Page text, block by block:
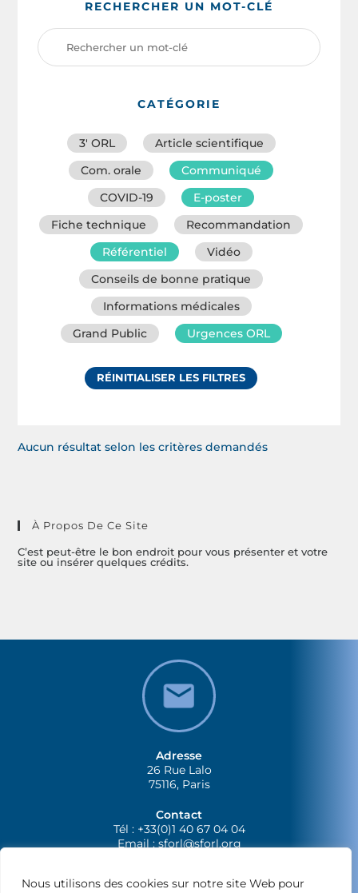
Nous utilisons des cookies sur notre site Web pour
RECHERCHER UN MOT-CLÉ
CATÉGORIE
3′ ORL
Article scientifique
Com. orale
Communiqué
COVID-19
E-poster
Fiche technique
Recommandation
Référentiel
Vidéo
Conseils de bonne pratique
Informations médicales
Grand Public
Urgences ORL
RÉINITIALISER LES FILTRES
Aucun résultat selon les critères demandés
À Propos De Ce Site
C’est peut-être le bon endroit pour vous présenter et votre
site ou insérer quelques crédits.
Adresse
26 Rue Lalo
75116, Paris
Contact
Tél : +33(0)1 40 67 04 04
Email :sforl@sforl.org